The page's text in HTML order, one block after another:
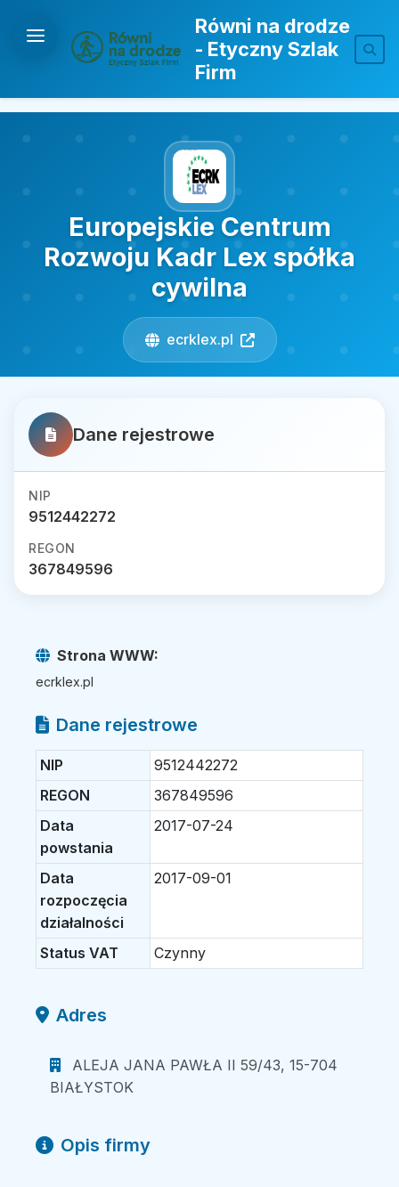
Równi na drodze
- Etyczny Szlak
Firm
Europejskie Centrum
Rozwoju Kadr Lex spółka
cywilna
ecrklex.pl
Dane rejestrowe
NIP
9512442272
REGON
367849596
Strona WWW:
ecrklex.pl
Dane rejestrowe
NIP
9512442272
REGON
367849596
Data
powstania
2017-07-24
Data
rozpoczęcia
działalności
2017-09-01
Status VAT Czynny
Adres
ALEJA JANA PAWŁA II 59/43, 15-704
BIAŁYSTOK
Opis firmy